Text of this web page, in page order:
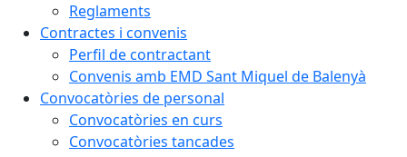
Reglaments
Contractes i convenis
Perfil de contractant
Convenis amb EMD Sant Miquel de Balenyà
Convocatòries de personal
Convocatòries en curs
Convocatòries tancades